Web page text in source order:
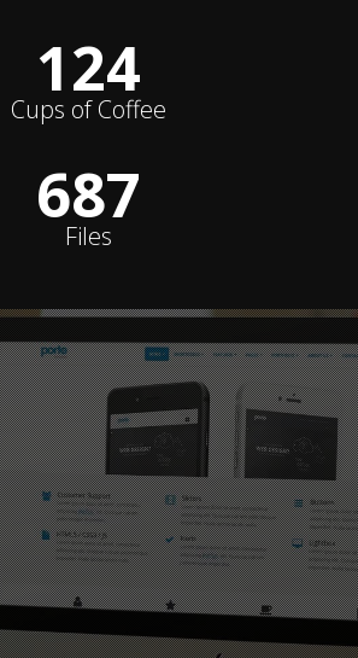
124
Cups of Coffee
688
Files